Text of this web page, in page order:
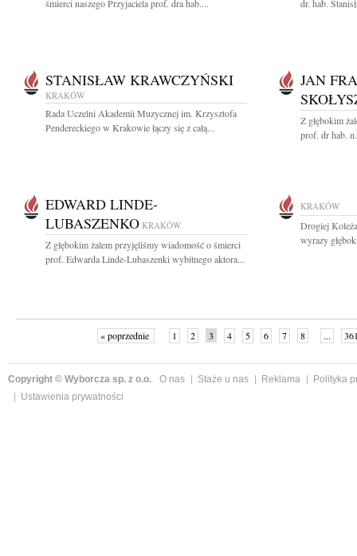
śmierci naszego Przyjaciela prof. dra hab....
dr. hab.
STANISŁAW KRAWCZYŃSKI
KRAKÓW
Rada Uczelni Akademii Muzycznej im. Krzysztofa
Pendereckiego w Krakowie łączy się z całą...
JAN
Z głębokim
prof. dr hab.
EDWARD LINDE-
LUBASZENKO KRAKÓW
Z głębokim żalem przyjęliśmy wiadomość o śmierci
prof. Edwarda Linde-Lubaszenki wybitnego aktora...
KRAKÓW
Drogiej
wyrazy
« poprzednie 1 2 3 4 5 6 7 8 ...
Copyright © Wyborcza sp. z o.o. O nas Staże u nas Reklama
Polityka
Ustawienia prywatności